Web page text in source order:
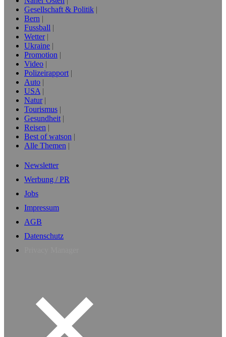
Gesellschaft & Politik
Bern
Fussball
Wetter
Ukraine
Promotion
Video
Polizeirapport
Auto
USA
Natur
Tourismus
Gesundheit
Reisen
Best of watson
Alle Themen
Newsletter
Werbung / PR
Jobs
Impressum
AGB
Datenschutz